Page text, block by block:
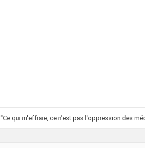
"Ce qui m'effraie, ce n'est pas l'oppression des